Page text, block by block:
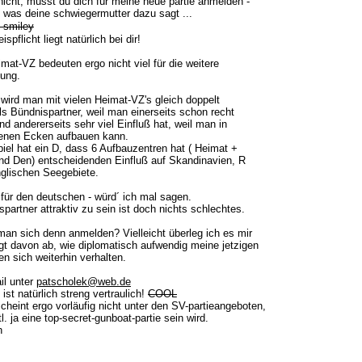
deine schwiegermutter dazu sagt ...
liegt natürlich bei dir!
VZ bedeuten ergo nicht viel für die weitere
man mit vielen Heimat-VZ's gleich doppelt
Bündnispartner, weil man einerseits schon recht
andererseits sehr viel Einfluß hat, weil man in
Ecken aufbauen kann.
hat ein D, dass 6 Aufbauzentren hat ( Heimat +
Den) entscheidenden Einfluß auf Skandinavien, R
Seegebiete.
den deutschen - würd´ ich mal sagen.
attraktiv zu sein ist doch nichts schlechtes.
sich denn anmelden? Vielleicht überleg ich es mir
davon ab, wie diplomatisch aufwendig meine jetzigen
sich weiterhin verhalten.
unter patscholek@web.de
ist natürlich streng vertraulich! COOL
ergo vorläufig nicht unter den SV-partieangeboten,
ja eine top-secret-gunboat-partie sein wird.